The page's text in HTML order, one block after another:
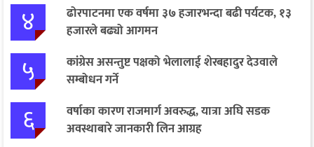
४
ढोरपाटनमा एक वर्षमा ३७ हजारभन्दा बढी पर्यटक, १३
हजारले बढ्यो आगमन
५
कांग्रेस असन्तुष्ट पक्षको भेलालाई शेरबहादुर देउवाले
सम्बोधन गर्ने
६
वर्षाका कारण राजमार्ग अवरुद्ध, यात्रा अघि सडक
अवस्थाबारे जानकारी लिन आग्रह